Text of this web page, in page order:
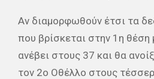
Αν διαμορφωθούν έτσι τα
που βρίσκεται στην 1η
ανέβει στους 37 και θα
τον 2ο Οθέλλο στους